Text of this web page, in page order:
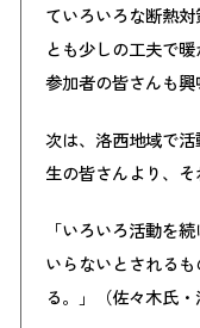
ていろいろな断熱
とも少しの工夫で
参加者の皆さんも興
次は、洛西地域で
生の皆さんより、
「いろいろ活動を
いらないとされる
る。」（佐々木氏・